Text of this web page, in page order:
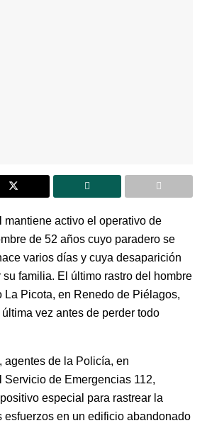
mantiene activo el operativo de
de 52 años cuyo paradero se
varios días y cuya desaparición
familia. El último rastro del hombre
La Picota, en Renedo de Piélagos,
vez antes de perder todo
agentes de la Policía, en
Servicio de Emergencias 112,
especial para rastrear la
esfuerzos en un edificio abandonado